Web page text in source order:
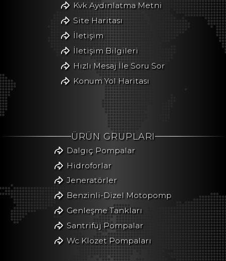
Kvk Aydınlatma Metni
Site Haritası
İletişim
İletişim Bilgileri
Hızlı Mesaj İle Soru Sor
Konum Yol Haritası
ÜRÜN GRUPLARI
Dalgıç Pompalar
Hidroforlar
Jeneratörler
Benzinli-Dizel Motopomp
Genleşme Tankları
Santrifüj Pompalar
Wc Klozet Pompaları